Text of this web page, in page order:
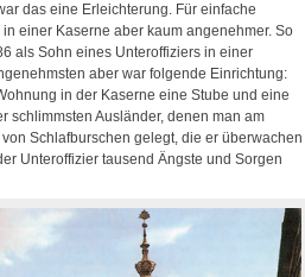
das eine Erleichterung. Für einfache
einer Kaserne aber kaum angenehmer. So
als Sohn eines Unteroffiziers in einer
aber war folgende Einrichtung:
in der Kaserne eine Stube und eine
schlimmsten Ausländer, denen man am
Schlafburschen gelegt, die er überwachen
Unteroffizier tausend Ängste und Sorgen